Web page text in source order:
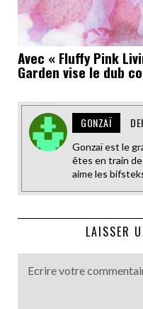
Avec « Fluffy Pink
Garden vise le dub
GONZAÏ
Gonzaï est le
êtes en train
aime les
LAISSER